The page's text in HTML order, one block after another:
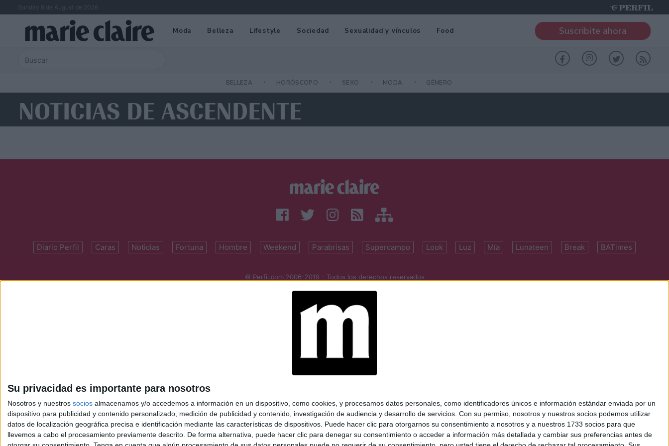
Su privacidad es importante para nosotros
Nosotros y nuestros socios almacenamos y/o accedemos a información en un dispositivo, como cookies, y procesamos datos personales, como identificadores únicos e información estándar enviada por un
dispositivo para publicidad y contenido personalizado, medición de publicidad y contenido, investigación de audiencia y desarrollo de servicios. Con su permiso, nosotros y nuestros socios podemos utilizar
datos de localización geográfica precisa e identificación mediante las características de dispositivos. Puede hacer clic para otorgarnos su consentimiento a nosotros y a nuestros 1733 socios para que
llevemos a cabo el procesamiento previamente descrito. De forma alternativa, puede hacer clic para denegar su consentimiento o acceder a información más detallada y cambiar sus preferencias antes de
Sunday 9 de August de 2026
Moda Belleza Lifestyle Sociedad Sexualidad y vínculos Food Suscribite ahora
BELLEZA HORÓSCOPO SEXO MODA GÉNERO
NOTICIAS DE ASCENDENTE
Diario Perfil Caras Noticias Fortuna Hombre Weekend Parabrisas Supercampo Look Luz Mía Lunateen Break BATimes
© Perfil.com 2006-2019 - Todos los derechos reservados
perfilcom@perfil.com| Propietario: Diario Perfil S.A.